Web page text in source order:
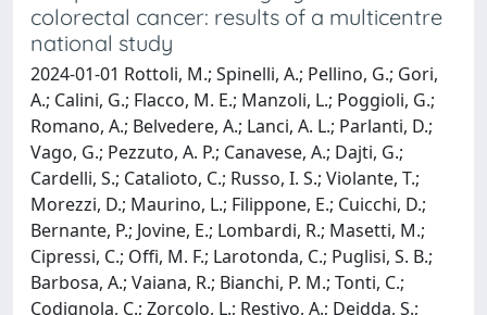
colorectal cancer: results of a multicentre
national study
2024-01-01 Rottoli, M.; Spinelli, A.; Pellino, G.; Gori,
A.; Calini, G.; Flacco, M. E.; Manzoli, L.; Poggioli, G.;
Romano, A.; Belvedere, A.; Lanci, A. L.; Parlanti, D.;
Vago, G.; Pezzuto, A. P.; Canavese, A.; Dajti, G.;
Cardelli, S.; Catalioto, C.; Russo, I. S.; Violante, T.;
Morezzi, D.; Maurino, L.; Filippone, E.; Cuicchi, D.;
Bernante, P.; Jovine, E.; Lombardi, R.; Masetti, M.;
Cipressi, C.; Offi, M. F.; Larotonda, C.; Puglisi, S. B.;
Barbosa, A.; Vaiana, R.; Bianchi, P. M.; Tonti, C.;
Codignola, C.; Zorcolo, L.; Restivo, A.; Deidda, S.;